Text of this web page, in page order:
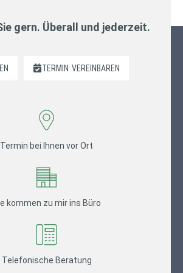
gern. Überall und jederzeit.
TERMIN VEREINBAREN
Termin bei Ihnen vor Ort
kommen zu mir ins Büro
Telefonische Beratung